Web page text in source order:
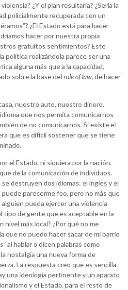
¿Y el plan resultaría? ¿Sería la
policialmente recuperada con un
¿El Estado está para hacer
hacer por nuestra propia
gratuitos sentimientos? Este
política realizándola parece ser una
alguna más que a la capacidad,
sobre la base del rule of law, de hacer
nuestro auto, nuestro dinero.
que nos permita comunicarnos
de no comunicarnos. Si existe el
que es difícil sostener que se tiene
el Estado, ni siquiera por la nación.
de la comunicación de individuos.
se destruyen dos idiomas: el inglés y el
parecerme feo, pero no más que
pueda ejercer una violencia
tipo de gente que es aceptable en la
nivel más local? ¿Por qué no me
que no puedo hacer sacar de mi barrio
al hablar o dicen palabras como
nostalgia una nueva forma de
La respuesta creo que es sencilla.
una ideología pertinente y un aparato
y el Estado, para el resto de